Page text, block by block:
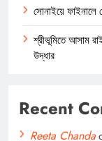
সোনাইয়ে
শ্রীভূমিতে আসাম
উদ্ধার
Recent
Reeta Chanda